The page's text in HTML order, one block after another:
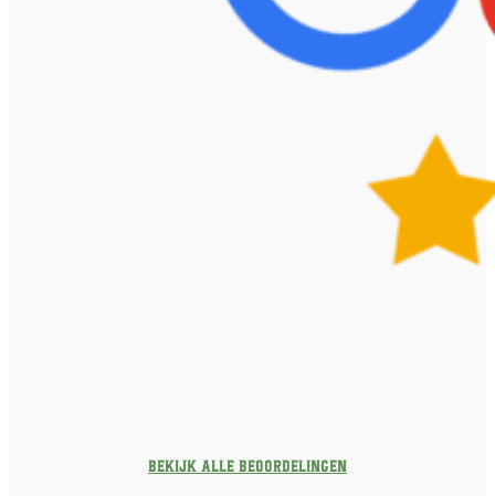
Bekijk alle beoordelingen